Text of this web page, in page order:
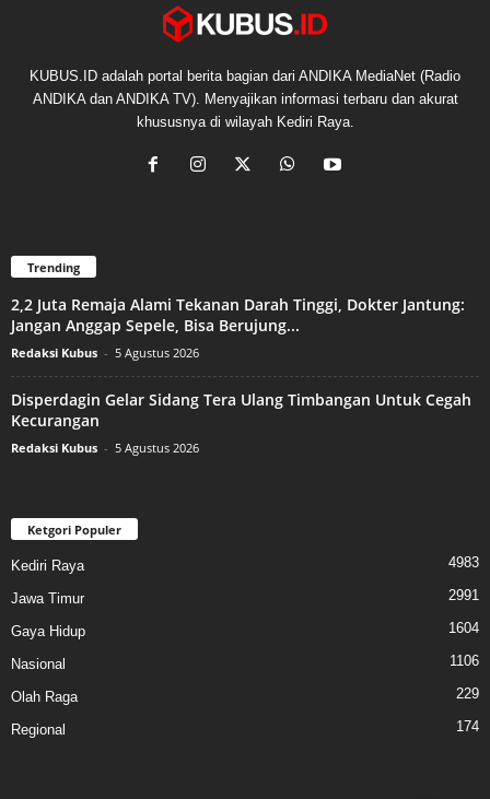
KUBUS.ID adalah portal berita bagian dari ANDIKA MediaNet (Radio
ANDIKA dan ANDIKA TV). Menyajikan informasi terbaru dan akurat
khususnya di wilayah Kediri Raya.
Trending
2,2 Juta Remaja Alami Tekanan Darah Tinggi, Dokter Jantung:
Jangan Anggap Sepele, Bisa Berujung...
Redaksi Kubus - 5 Agustus 2026
Disperdagin Gelar Sidang Tera Ulang Timbangan Untuk Cegah
Kecurangan
Redaksi Kubus - 5 Agustus 2026
Ketgori Populer
Kediri Raya 4983
Jawa Timur 2991
Gaya Hidup 1604
Nasional 1106
Olah Raga 229
Regional 174